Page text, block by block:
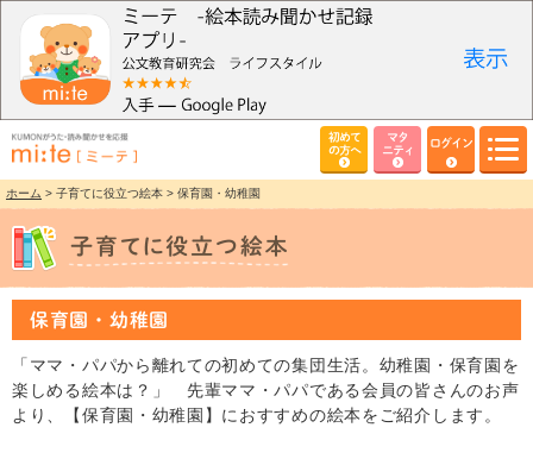
初めて
の方へ
マタ
ニティ
ログイン
ホーム > 子育てに役立つ絵本 > 保育園・幼稚園
保育園・幼稚園
「ママ・パパから離れての初めての集団生活。幼稚園・保育園を
楽しめる絵本は？」 先輩ママ・パパである会員の皆さんのお声
より、【保育園・幼稚園】におすすめの絵本をご紹介します。